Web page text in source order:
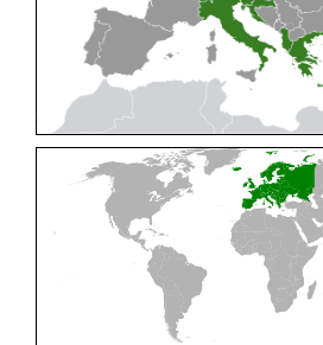
Cleptes triestensisMóczár, 2000
[E]
Elampus albipennis
Elampus ambiguusDahlbom, 1845
Elampus bidens(Förster, 1853)
Elampus cecchiniae (Semenov, 1967)
Elampus constrictus
(Förster, 1853)
Elampus foveatus
(Mocsáry, 1914)
(Buysson, 1892)
(Fabricius, 1804)
(Dahlbom, 1854)
(Semenov, 1967)
(Förster, 1853)